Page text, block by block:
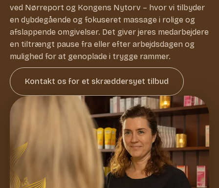
ved Nørreport og Kongens Nytorv – hvor vi tilbyder
en dybdegående og fokuseret massage i rolige og
afslappende omgivelser. Det giver jeres medarbejdere
en tiltrængt pause fra eller efter arbejdsdagen og
mulighed for at genoplade i trygge rammer.
Kontakt os for et skræddersyet tilbud